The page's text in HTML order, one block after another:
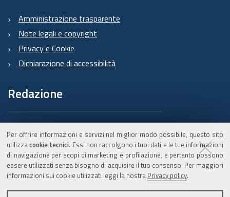
Per offrire informazioni e servizi nel miglior modo possibile, questo sito
utilizzacookie tecnici. Essi non raccolgono i tuoi dati e le tue informazioni
di navigazione per scopi di marketing e profilazione, e pertanto possono
essere utilizzati senza bisogno di acquisire il tuo consenso. Per maggiori
informazioni sui cookie utilizzati leggi la nostra Privacy policy.
Amministrazione trasparente
Note legali e copyright
Privacy e Cookie
Dichiarazione di accessibilità
Redazione
Informazioni sul Burert
e contatti
C.F. 800.625.903.79